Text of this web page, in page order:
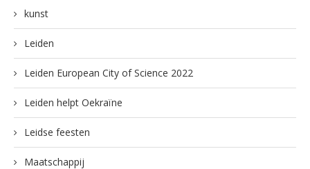
kunst
Leiden
Leiden European City of Science 2022
Leiden helpt Oekraïne
Leidse feesten
Maatschappij